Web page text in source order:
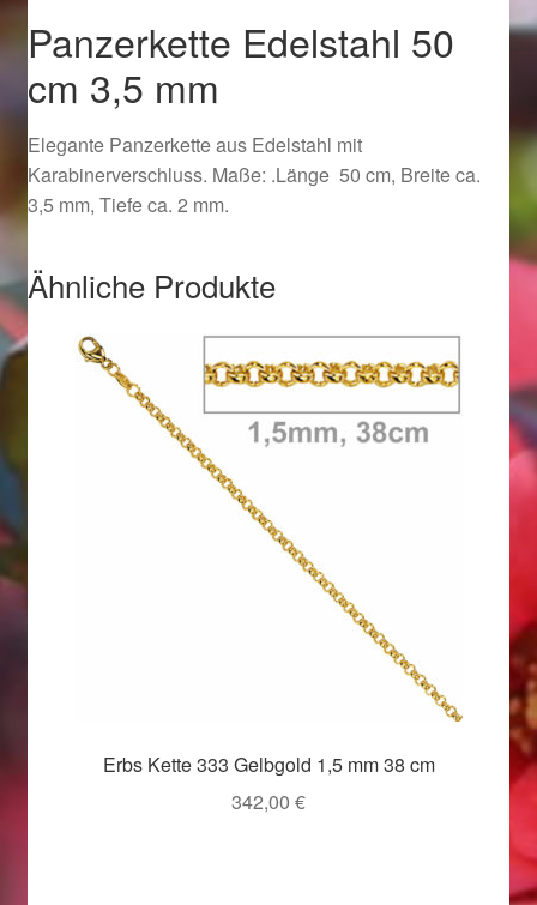
Logout
Ostergeschenke finden für Ostern 2015
Ostergeschenke finden für Ostern 2016
Ostergeschenke finden für Ostern 2017
Ostergeschenke finden für Ostern 2018
Ostergeschenke finden für Ostern 2019
Ostergeschenke finden für Ostern 2020
Ostergeschenke finden für Ostern 2021
Ostergeschenke finden für Ostern 2022
Startseite
Panzerkette Edelstahl 50
cm 3,5 mm
Elegante Panzerkette aus Edelstahl mit
Karabinerverschluss. Maße: .Länge 50 cm, Breite ca.
3,5 mm, Tiefe ca. 2 mm.
Ähnliche Produkte
Erbs Kette 333 Gelbgold 1,5 mm 38 cm
342,00 €